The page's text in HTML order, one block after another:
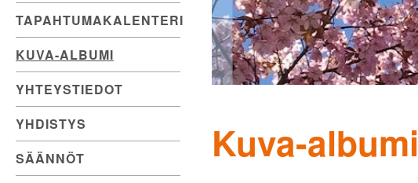
TAPAHTUMAKALENTERI
KUVA-ALBUMI
YHTEYSTIEDOT
YHDISTYS
SÄÄNNÖT
Kuva-albumi